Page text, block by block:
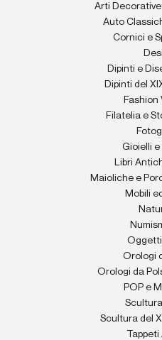
Arti
Auto
Cornici e
Dipinti e
Dipinti del
Fashion
Filatelia e
Gioielli e
Libri
Maioliche e
Mobili
Orologi
Orologi da
POP e
Scultura del
Tappeti